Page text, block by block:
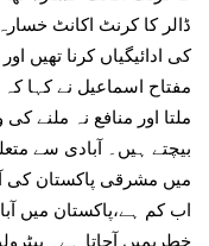
کی ادائیگیاں کرنا تھیں
مفتاح اسماعیل نے کہا کہ
ملتا اور منافع نہ ملنے
میں مشرقی پاکستان کی
اب کم ہے،پاکستان میں
خطریمیں آجاتا ہے۔